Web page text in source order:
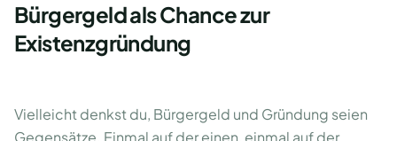
Bürgergeld als Chance zur
Existenzgründung
Vielleicht denkst du, Bürgergeld und Gründung seien
Gegensätze. Einmal auf der einen, einmal auf der